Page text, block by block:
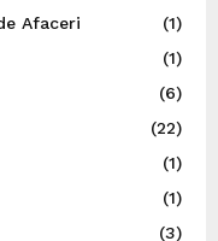
Afaceri
(1)
(1)
(6)
(22)
(1)
(1)
(3)